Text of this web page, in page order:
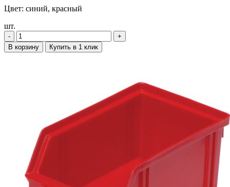
Цвет: синий, красный
шт.
‐
+
В корзину
Купить в 1 клик